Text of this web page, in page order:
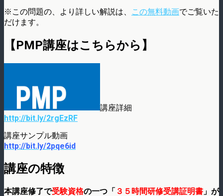
※この問題の、より詳しい解説は、
この無料動画でご覧いた
だけます。
【PMP講座はこちらから】
講座詳細
http://bit.ly/2rgEzRF
講座サンプル動画
http://bit.ly/2pqe6id
講座の特徴
本講座修了で受験資格の一つ「 ３５時間研修受講証明書 」が